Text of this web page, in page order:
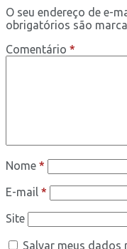
O seu endereço de e-
obrigatórios são
Comentário *
Nome *
E-mail *
Site
Salvar meus dados